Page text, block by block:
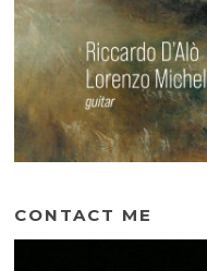
CONTACT ME